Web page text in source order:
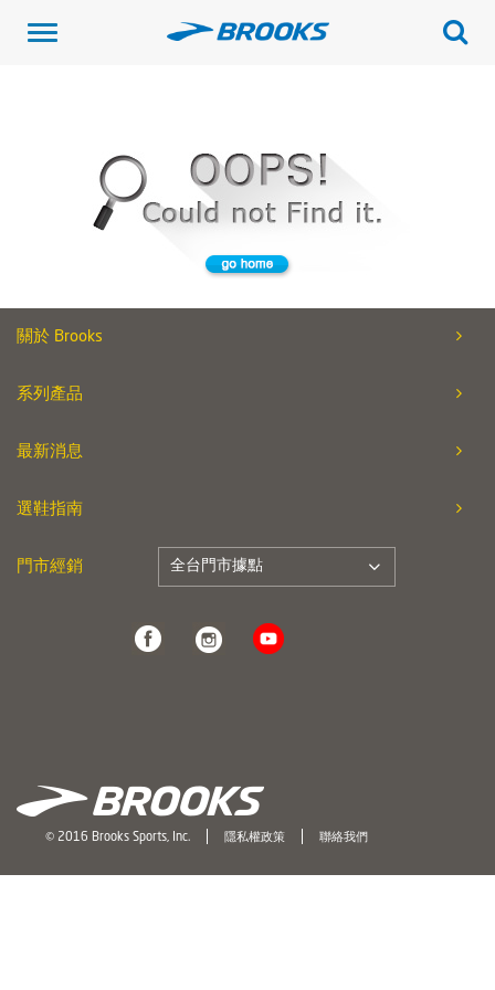
Toggle
關於 Brooks
系列產品
最新消息
選鞋指南
門市經銷 全台門市據點
© 2016 Brooks Sports, Inc. 隱私權政策 聯絡我們